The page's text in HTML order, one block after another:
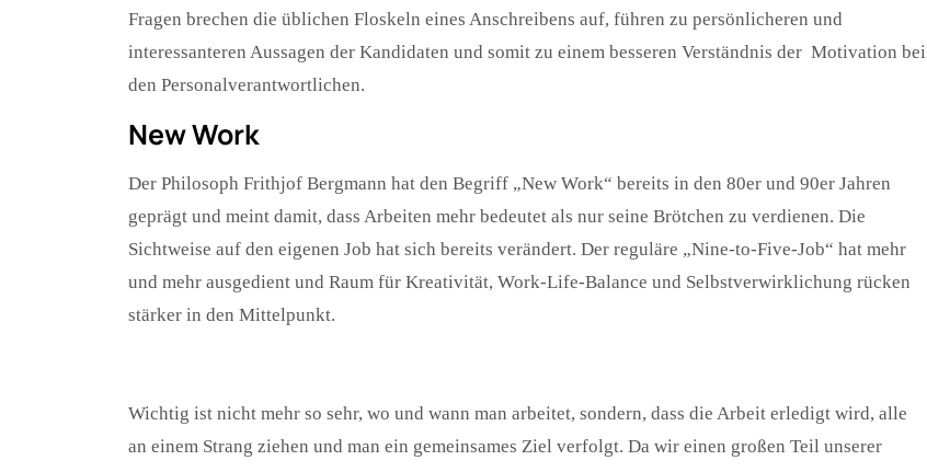
Fragen brechen die üblichen Floskeln eines Anschreibens auf, führen zu persönlicheren und
interessanteren Aussagen der Kandidaten und somit zu einem besseren Verständnis der Motivation bei
den Personalverantwortlichen.
New Work
Der Philosoph Frithjof Bergmann hat den Begriff „New Work“ bereits in den 80er und 90er Jahren
geprägt und meint damit, dass Arbeiten mehr bedeutet als nur seine Brötchen zu verdienen. Die
Sichtweise auf den eigenen Job hat sich bereits verändert. Der reguläre „Nine-to-Five-Job“ hat mehr
und mehr ausgedient und Raum für Kreativität, Work-Life-Balance und Selbstverwirklichung rücken
stärker in den Mittelpunkt.
Wichtig ist nicht mehr so sehr, wo und wann man arbeitet, sondern, dass die Arbeit erledigt wird, alle
an einem Strang ziehen und man ein gemeinsames Ziel verfolgt. Da wir einen großen Teil unserer